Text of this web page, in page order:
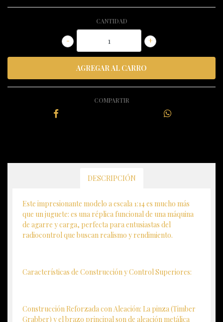
CANTIDAD
+
-
COMPARTIR
DESCRIPCIÓN
Este impresionante modelo a escala 1:14 es mucho más
que un juguete: es una réplica funcional de una máquina
de agarre y carga, perfecta para entusiastas del
radiocontrol que buscan realismo y rendimiento.
Características de Construcción y Control Superiores:
Construcción Reforzada con Aleación: La pinza (Timber
Grabber) y el brazo principal son de aleación metálica